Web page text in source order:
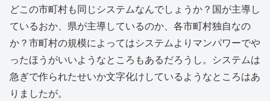
どこの市町村も同じシステムなんでしょうか？国が主導し
ているおか、県が主導しているのか、各市町村独自なの
か？市町村の規模によってはシステムよりマンパワーでや
ったほうがいいようなところもあるだろうし。システムは
急ぎで作られたせいか文字化けしているようなところはあ
りましたが。